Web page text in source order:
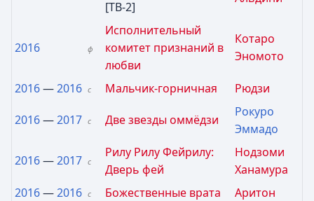
[ТВ-2]
2016 ф
Исполнительный
комитет признаний в
любви
Котаро
Эномото
2016—2016 с Мальчик-горничная Рюдзи
2016—2017 с Две звезды оммёдзи
Рокуро
Эммадо
2016—2017 с
Рилу Рилу Фейрилу:
Дверь фей
Нодзоми
Ханамура
2016—2016 с Божественные врата Аритон